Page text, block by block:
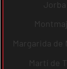
Jorba
Margarida de
Martí de